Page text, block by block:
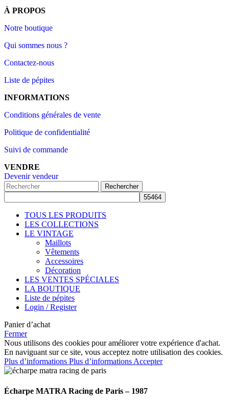
À PROPOS
Notre boutique
Qui sommes nous ?
Contactez-nous
Liste de pépites
INFORMATIONS
Conditions générales de vente
Politique de confidentialité
Suivi de commande
VENDRE
Devenir vendeur
Rechercher
TOUS LES PRODUITS
LES COLLECTIONS
LE VINTAGE
Maillots
Vêtements
Accessoires
Décoration
LES VENTES SPÉCIALES
LA BOUTIQUE
Liste de pépites
Login / Register
Panier d’achat
Fermer
Nous utilisons des cookies pour améliorer votre expérience d'achat.
En naviguant sur ce site, vous acceptez notre utilisation des cookies.
Plus d’informations Plus d’informationsAccepter
Écharpe MATRA Racing de Paris – 1987